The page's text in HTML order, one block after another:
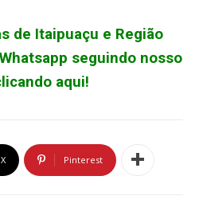
de Itaipuaçu e Região
seguindo nosso
aqui!
X Pinterest